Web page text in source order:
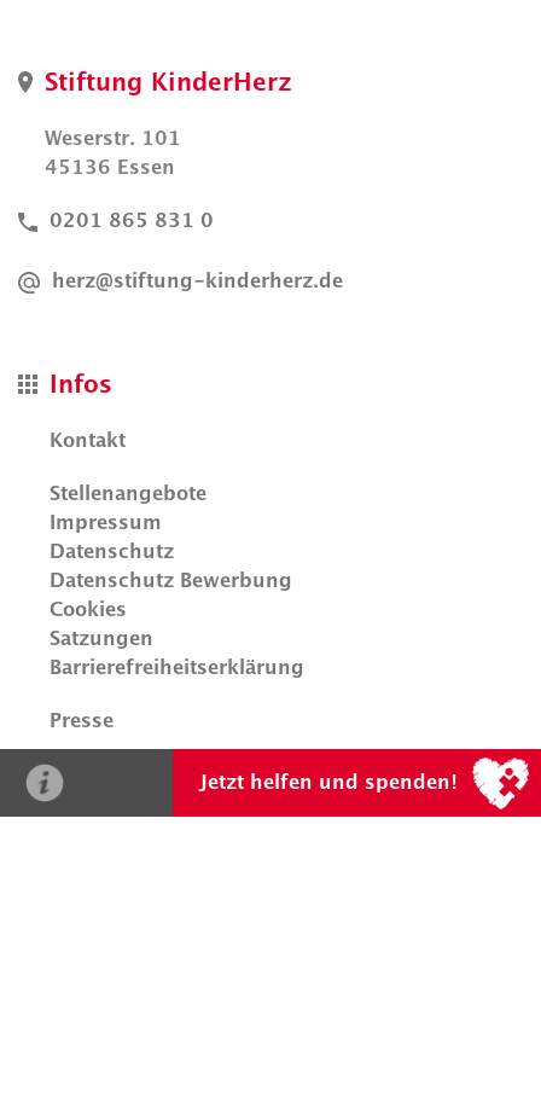
Stiftung KinderHerz
Weserstr. 101
45136 Essen
0201 865 831 0
herz@stiftung-kinderherz.de
Infos
Kontakt
Stellenangebote
Impressum
Datenschutz
Datenschutz Bewerbung
Cookies
Satzungen
Barrierefreiheitserklärung
Presse
Newsletter
Fragen? Gerne!
herz@stiftung-
kinderherz.de
Jetzt helfen und spenden!